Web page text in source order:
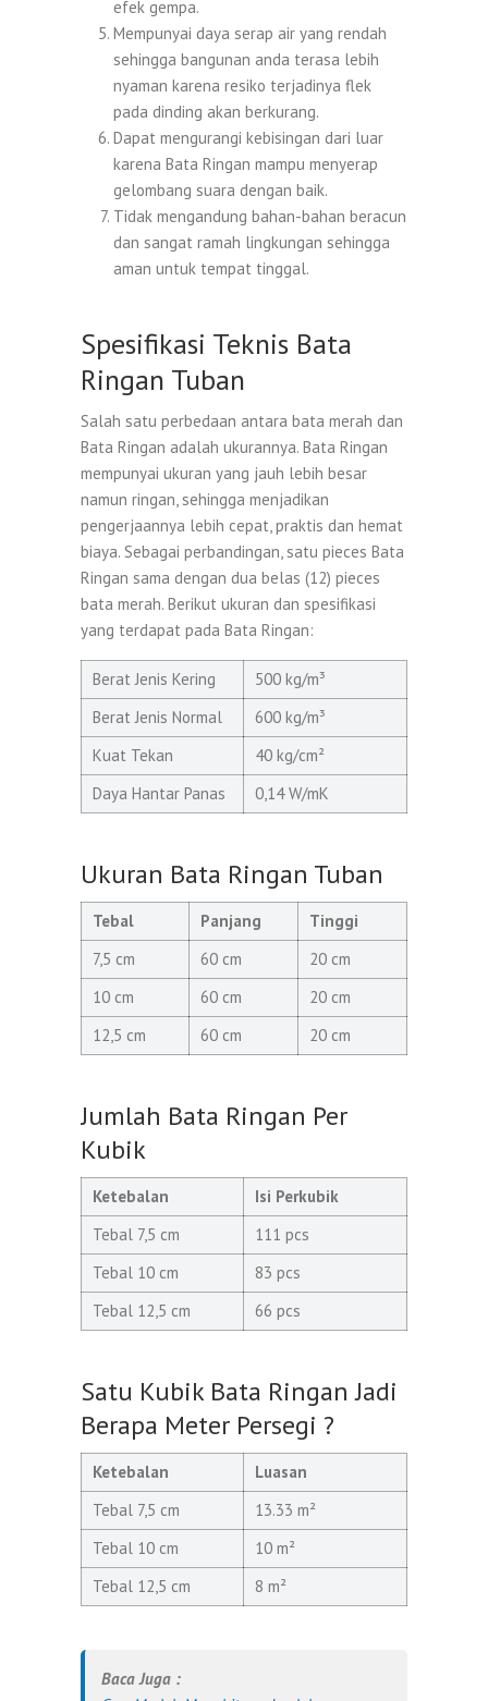
efek gempa.
Mempunyai daya serap air yang rendah
sehingga bangunan anda terasa lebih
nyaman karena resiko terjadinya flek
pada dinding akan berkurang.
Dapat mengurangi kebisingan dari luar
karena Bata Ringan mampu menyerap
gelombang suara dengan baik.
Tidak mengandung bahan-bahan beracun
dan sangat ramah lingkungan sehingga
aman untuk tempat tinggal.
Spesifikasi Teknis Bata
Ringan Tuban
Salah satu perbedaan antara bata merah dan
Bata Ringan adalah ukurannya. Bata Ringan
mempunyai ukuran yang jauh lebih besar
namun ringan, sehingga menjadikan
pengerjaannya lebih cepat, praktis dan hemat
biaya. Sebagai perbandingan, satu pieces Bata
Ringan sama dengan dua belas (12) pieces
bata merah. Berikut ukuran dan spesifikasi
yang terdapat pada Bata Ringan:
Berat Jenis Kering
500 kg/m³
Berat Jenis Normal
600 kg/m³
Kuat Tekan
40 kg/cm²
Daya Hantar Panas
0,14 W/mK
Ukuran Bata Ringan Tuban
Tebal Panjang
Tinggi
7,5 cm
60 cm
20 cm
10 cm
60 cm
20 cm
12,5 cm
60 cm 20 cm
Jumlah Bata Ringan Per
Kubik
Ketebalan
Isi Perkubik
Tebal 7,5 cm
111 pcs
Tebal 10 cm
83 pcs
Tebal 12,5 cm
66 pcs
Satu Kubik Bata Ringan Jadi
Berapa Meter Persegi ?
Ketebalan
Luasan
Tebal 7,5 cm
13.33 m²
Tebal 10 cm
10 m²
Tebal 12,5 cm
8 m²
Baca Juga :